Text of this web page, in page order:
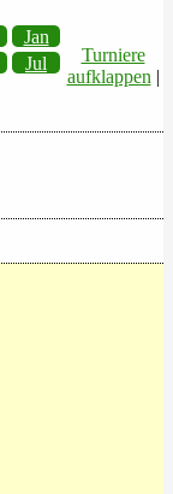
Jan
Jul
Turniere
aufklappen |